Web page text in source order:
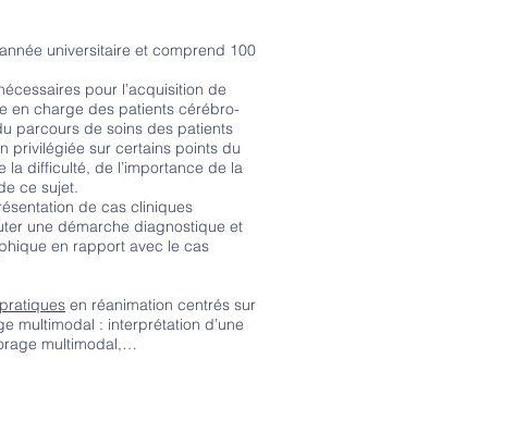
universitaire et comprend 100
pour l’acquisition de
en charge des patients cérébro-
parcours de soins des patients
privilégiée sur certains points du
difficulté, de l’importance de la
ce sujet.
de cas cliniques
une démarche diagnostique et
en rapport avec le cas
en réanimation centrés sur
multimodal : interprétation d’une
multimodal,…